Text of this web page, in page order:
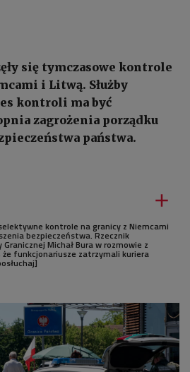
się tymczasowe kontrole
i Litwą. Służby
kontroli ma być
zagrożenia porządku
państwa.

kontrole na granicy z Niemcami
bezpieczeństwa. Rzecznik
Michał Bura w rozmowie z
że funkcjonariusze zatrzymali kuriera